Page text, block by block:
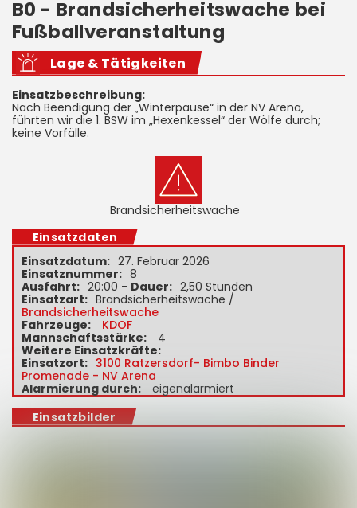
B0 - Brandsicherheitswache bei
Fußballveranstaltung
Lage & Tätigkeiten
Einsatzbeschreibung:
Nach Beendigung der „Winterpause“ in der NV Arena,
führten wir die 1. BSW im „Hexenkessel“ der Wölfe durch;
keine Vorfälle.
Brandsicherheitswache
Einsatzdaten
Einsatzdatum: 27. Februar 2026
Einsatznummer: 8
Ausfahrt: 20:00 - Dauer: 2,50 Stunden
Einsatzart: Brandsicherheitswache /
Brandsicherheitswache
Fahrzeuge:
KDOF
Mannschaftsstärke:
4
Weitere Einsatzkräfte:
Einsatzort: 3100 Ratzersdorf- Bimbo Binder
Promenade - NV Arena
Alarmierung durch:
eigenalarmiert
Einsatzbilder